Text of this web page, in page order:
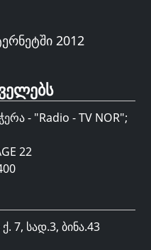
2012
- "Radio - TV NOR";
22
7, სად.3, ბინა.43